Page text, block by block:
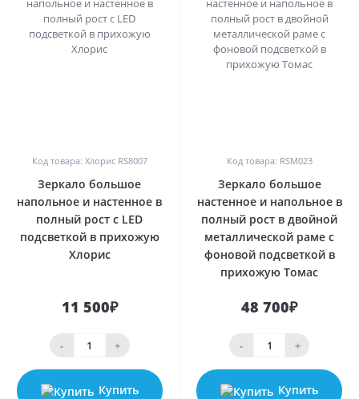
Код товара: Хлорис RS8007
Зеркало большое
напольное и настенное в
полный рост с LED
подсветкой в прихожую
Хлорис
11 500₽
- +
Купить
Код товара: RSM023
Зеркало большое
настенное и напольное в
полный рост в двойной
металлической раме с
фоновой подсветкой в
прихожую Томас
48 700₽
- +
Купить